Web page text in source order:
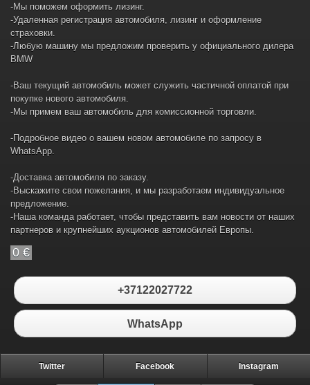
-Мы поможем оформить лизинг.
-Удаленная регистрация автомобиля, лизинг и оформление
страховки.
-Любую машину мы предложим проверить у официального дилера
BMW
-Ваш текущий автомобиль может служить частичной оплатой при
покупке нового автомобиля.
-Мы примем ваш автомобиль для комиссионной торговли.
-Подробное видео о вашем новом автомобиле по запросу в
WhatsApp.
-Доставка автомобиля по заказу.
-Выскажите свои пожелания, и мы разработаем индивидуальное
предложение.
-Наша команда работает, чтобы представить вам новости от наших
партнеров и крупнейших аукционов автомобилей Европы.
0 €
+37122027722
WhatsApp
Twitter Facebook Instagram